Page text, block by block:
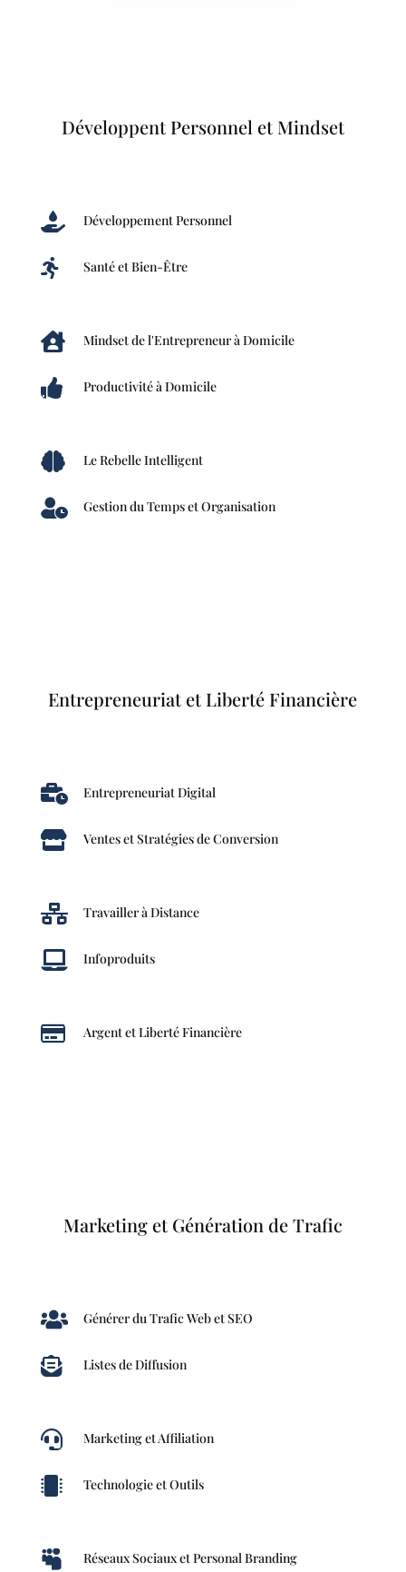
Développent Personnel et Mindset
 Développement Personnel
 Santé et Bien-Être
 Mindset de l'Entrepreneur à Domicile
 Productivité à Domicile
 Le Rebelle Intelligent
 Gestion du Temps et Organisation
Entrepreneuriat et Liberté Financière
 Entrepreneuriat Digital
 Ventes et Stratégies de Conversion
 Travailler à Distance
 Infoproduits
 Argent et Liberté Financière
Marketing et Génération de Trafic
 Générer du Trafic Web et SEO
 Listes de Diffusion
 Marketing et Affiliation
 Technologie et Outils
 Réseaux Sociaux et Personal Branding